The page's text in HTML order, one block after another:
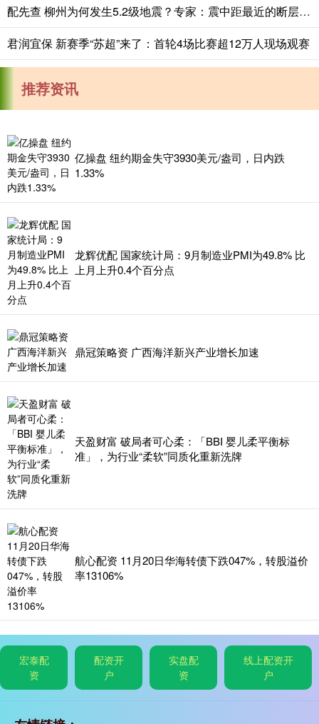
配先查 柳州为何发生5.2级地震？专家：震中距最近的断层不到5公里，近百年来柳州最大地震
君润宜保 新赛季“苏超”来了：首轮4场比赛超12万人现场观赛
推荐资讯
亿操盘 纽约期金失守3930美元/盎司，日内跌
1.33%
龙辉优配 国家统计局：9月制造业PMI为49.8% 比
上月上升0.4个百分点
鼎冠策略资 广西海洋新兴产业增长加速
天盈财富 破局者可心柔：「BBI 婴儿柔平衡标
准」，为行业“柔软”同质化重新洗牌
航心配资 11月20日华海转债下跌047%，转股溢价
率13106%
宏泰配
资
配资开
户
实盘配
资
线上配资开
户